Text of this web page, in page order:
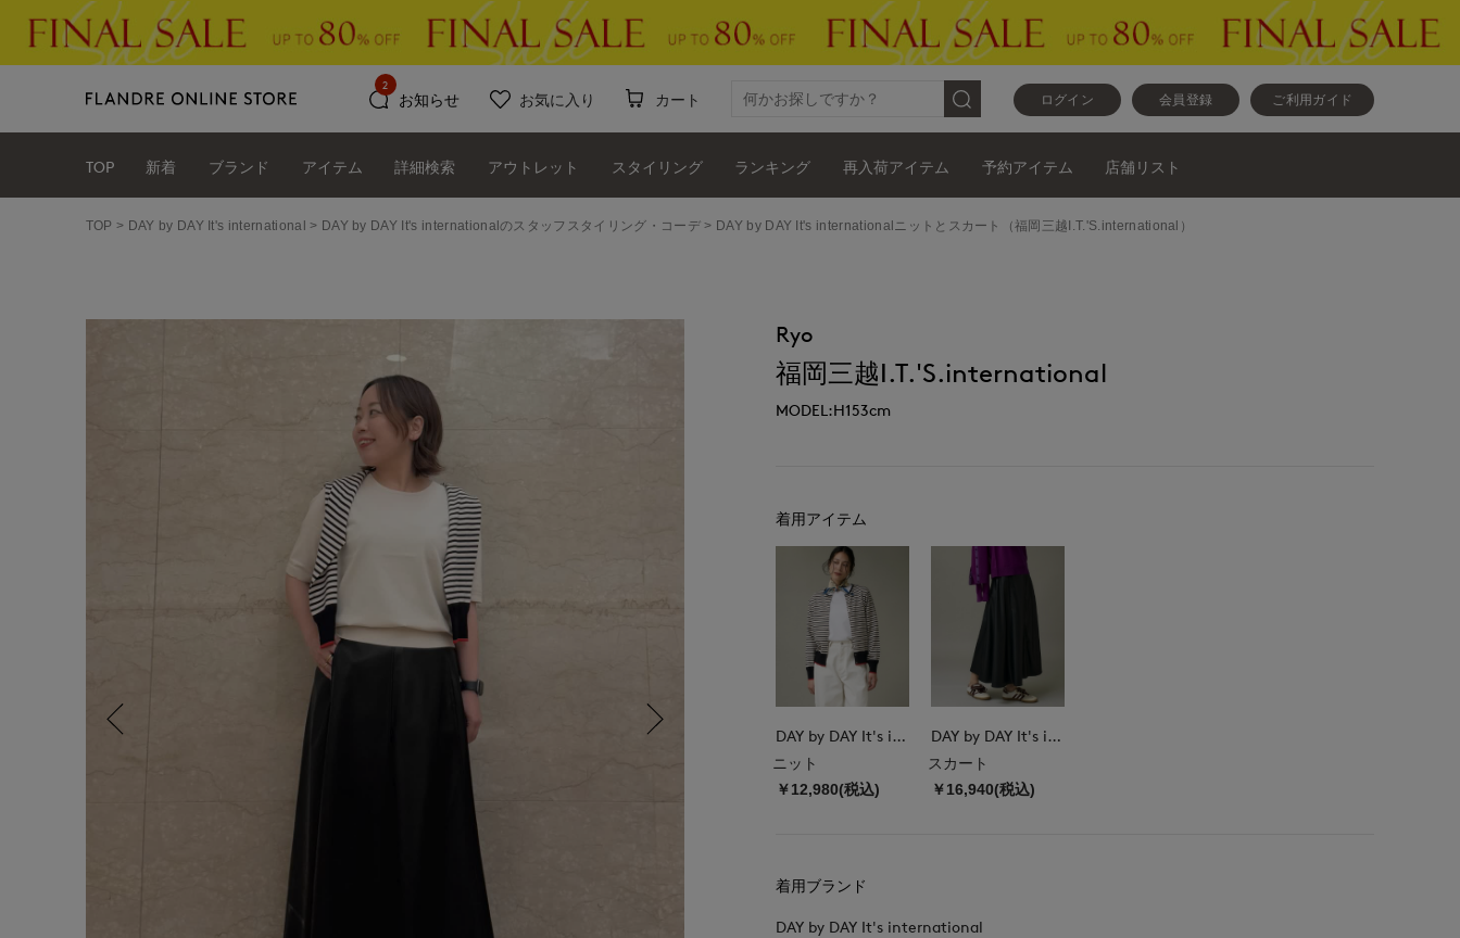
ログイン 会員登録 ご利用ガイド
お知らせ
2
お気に入り カート
TOP 新着 ブランド アイテム 詳細検索 アウトレット スタイリング ランキング 再入荷アイテム 予約アイテム 店舗リスト
TOP DAY by DAY It's international DAY by DAY It's internationalのスタッフスタイリング・コーデ DAY by DAY It's internationalニットとスカート（福岡三越I.T.'S.international）
Ryo
福岡三越I.T.'S.international
MODEL:H153cm
着用アイテム
DAY by DAY It's international
ニット
￥12,980(税込)
DAY by DAY It's international
スカート
￥16,940(税込)
着用ブランド
DAY by DAY It's international